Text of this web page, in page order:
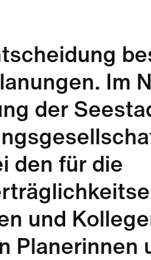
Im
der
den für die
und
Planerinnen